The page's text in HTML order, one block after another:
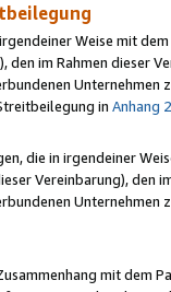
Weise mit
den im Rahmen dieser
in Anhang 2
die in irgendeiner
Vereinbarung), den
mit dem